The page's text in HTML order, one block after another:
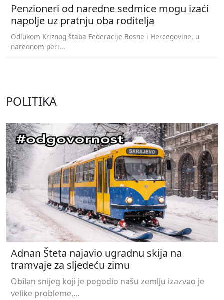
Penzioneri od naredne sedmice mogu izaći
napolje uz pratnju oba roditelja
Odlukom Kriznog štaba Federacije Bosne i Hercegovine, u
narednom peri...
POLITIKA
Adnan Šteta najavio ugradnu skija na
tramvaje za sljedeću zimu
Obilan snijeg koji je pogodio našu zemlju izazvao je
velike probleme,...